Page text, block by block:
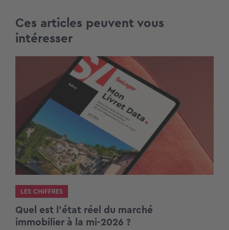
Ces articles peuvent vous
intéresser
LES CHIFFRES
Quel est l’état réel du marché
immobilier à la mi-2026 ?